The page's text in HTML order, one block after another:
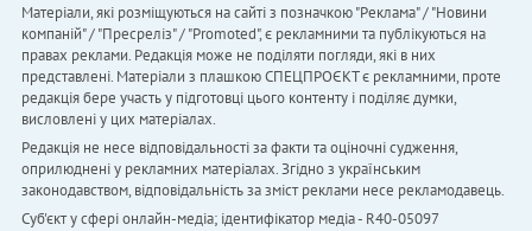
Матеріали, які розміщуються на сайті з позначкою "Реклама" / "Новини
компаній" / "Пресреліз" / "Promoted", є рекламними та публікуються на
правах реклами. Редакція може не поділяти погляди, які в них
представлені. Матеріали з плашкою СПЕЦПРОЄКТ є рекламними, проте
редакція бере участь у підготовці цього контенту і поділяє думки,
висловлені у цих матеріалах.
Редакція не несе відповідальності за факти та оціночні судження,
оприлюднені у рекламних матеріалах. Згідно з українським
законодавством, відповідальність за зміст реклами несе рекламодавець.
Cуб'єкт у сфері онлайн-медіа; ідентифікатор медіа - R40-05097